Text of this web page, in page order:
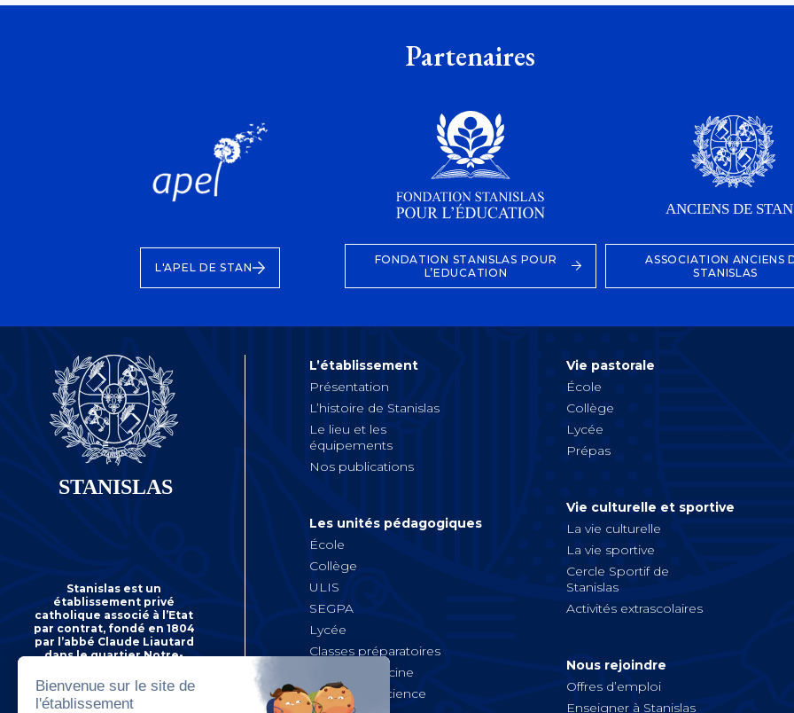
Partenaires
L'APEL DE STAN
FONDATION STANISLAS POUR
L’EDUCATION
ASSOCIATION ANCIENS
STANISLAS
Stanislas est un
établissement privé
catholique associé à l’Etat
par contrat, fondé en 1804
par l’abbé Claude Liautard
dans le quartier Notre-
22 rue Notre-Dame-des-
Champs 75279 Paris Cedex 06
L’établissement
Présentation
L’histoire de Stanislas
Le lieu et les
équipements
Nos publications
Les unités pédagogiques
École
Collège
ULIS
SEGPA
Lycée
Classes préparatoires
Prépa médecine
Bachelor « Science
Politique,
Vie pastorale
École
Collège
Lycée
Prépas
Vie culturelle et sportive
La vie culturelle
La vie sportive
Cercle Sportif de
Stanislas
Activités extrascolaires
Nous rejoindre
Offres d’emploi
Enseigner à Stanislas